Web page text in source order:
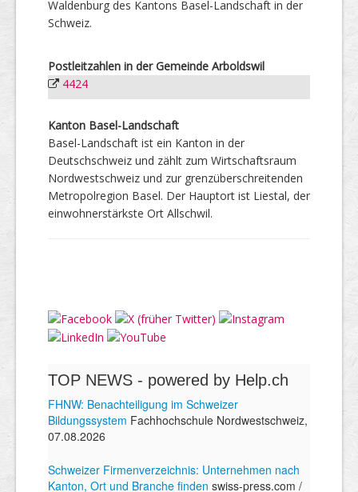
Waldenburg des Kantons Basel-Landschaft in der
Schweiz.
Postleitzahlen in der Gemeinde Arboldswil
4424
Kanton Basel-Landschaft
Basel-Landschaft ist ein Kanton in der
Deutschschweiz und zählt zum Wirtschaftsraum
Nordwestschweiz und zur grenzüberschreitenden
Metropolregion Basel. Der Hauptort ist Liestal, der
einwohnerstärkste Ort Allschwil.